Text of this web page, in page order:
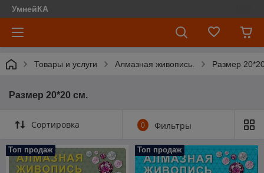
УмнейКА
Товары и услуги Алмазная живопись. Размер
Размер 20*20 см.
Сортировка 0 Фильтры
Топ продаж Топ продаж